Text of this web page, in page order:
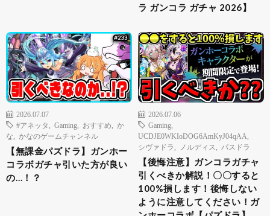
ラ ガンコラ ガチャ 2026】
2026.07.07
#アネッタ
Gaming おすすめ
か
な
かなのゲームチャンネル
【無課金パズドラ】ガンホー
コラボガチャ引いた方が良い
の…！？
2026.07.06
Gaming
UCDJE0WKIoDOG6AmKyJ04qAA
シヴァドラ
ノルディス パスドラ
【後悔注意】ガンコラガチャ
引くべきか解説！〇〇すると
100%損します！後悔しない
ように注意してください！ガ